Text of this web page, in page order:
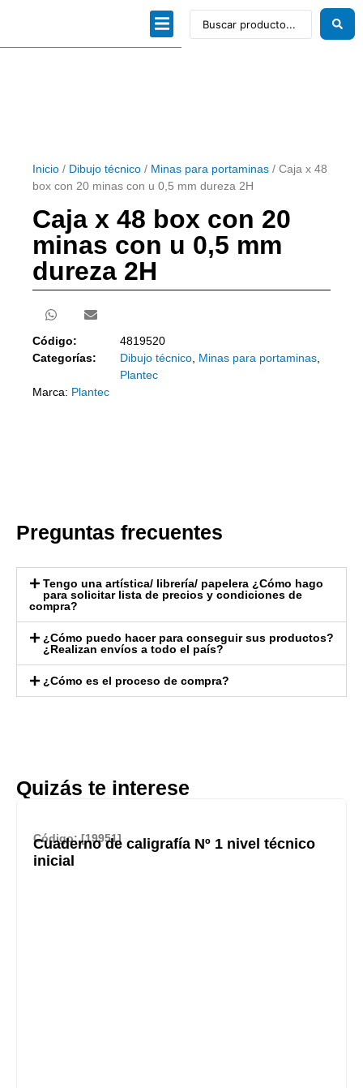
Inicio / Dibujo técnico / Minas para portaminas / Caja x 48
box con 20 minas con u 0,5 mm dureza 2H
Caja x 48 box con 20
minas con u 0,5 mm
dureza 2H
Código:
4819520
Categorías:
Dibujo técnico Minas para portaminas
Plantec
Marca: Plantec
Preguntas frecuentes
Tengo una artística/ librería/ papelera ¿Cómo hago
para solicitar lista de precios y condiciones de
compra?
¿Cómo puedo hacer para conseguir sus productos?
¿Realizan envíos a todo el país?
¿Cómo es el proceso de compra?
Quizás te interese
Código: [19951]
Cuaderno de caligrafía Nº 1 nivel técnico
inicial